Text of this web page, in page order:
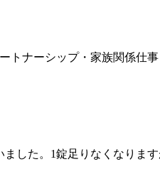
トナーシップ・家族関係仕
した。1錠足りなくなりま